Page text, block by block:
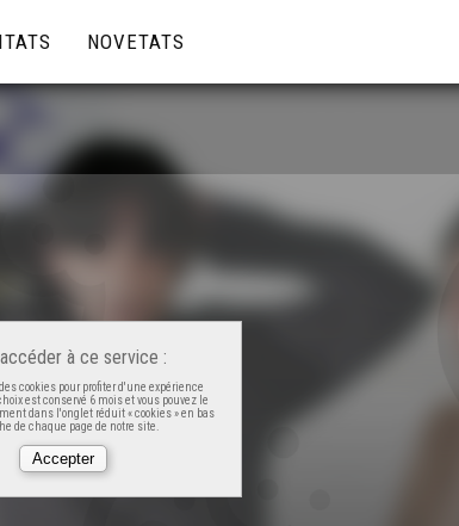
NOVETATS
à ce service :
cookies pour profiter d'une expérience
est conservé 6 mois et vous pouvez le
dans l'onglet réduit « cookies » en bas
de chaque page de notre site.